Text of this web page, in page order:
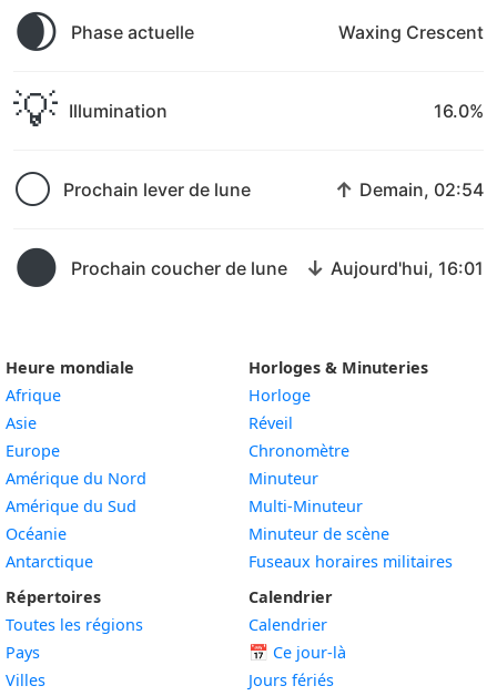
🌒 Phase actuelle Waxing Crescent
💡 Illumination 16.0%
🌕 Prochain lever de lune ↑ Demain, 02:54
🌑 Prochain coucher de lune ↓ Aujourd'hui, 16:01
Heure mondiale
Afrique
Asie
Europe
Amérique du Nord
Amérique du Sud
Océanie
Antarctique
Répertoires
Toutes les régions
Pays
Villes
Horloges & Minuteries
Horloge
Réveil
Chronomètre
Minuteur
Multi-Minuteur
Minuteur de scène
Fuseaux horaires militaires
Calendrier
Calendrier
📅 Ce jour-là
Jours fériés